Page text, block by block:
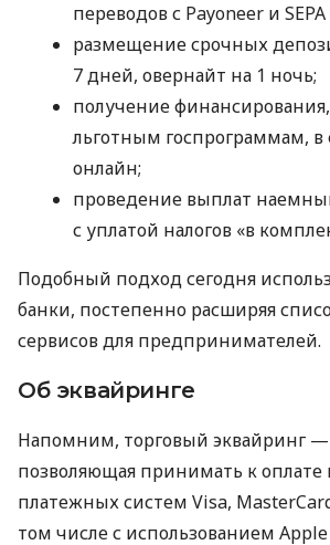
переводов с Payoneer и
размещение срочных
7 дней, овернайт на 1 ночь;
получение
льготным госпрограммам, в
онлайн;
проведение выплат
с уплатой налогов «в
Подобный подход сегодня
банки, постепенно расширяя
сервисов для предпринимателей.
Об эквайринге
Напомним, торговый эквайринг —
позволяющая принимать к оплате
платежных систем Visa,
том числе с использованием Apple